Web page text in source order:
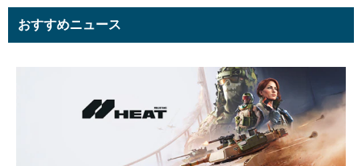
おすすめニュース